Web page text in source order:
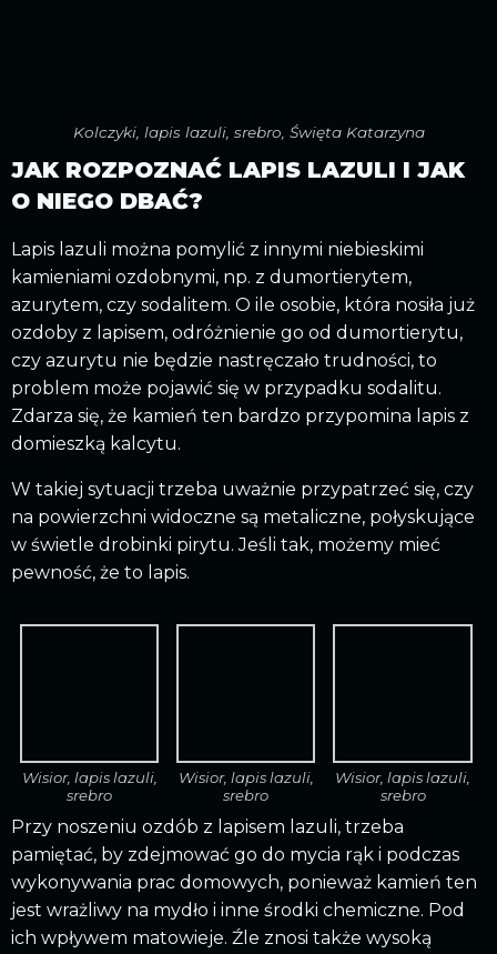
Kolczyki, lapis lazuli, srebro, Święta Katarzyna
JAK ROZPOZNAĆ LAPIS LAZULI I JAK
O NIEGO DBAĆ?
Lapis lazuli można pomylić z innymi niebieskimi
kamieniami ozdobnymi, np. z dumortierytem,
azurytem, czy sodalitem. O ile osobie, która nosiła już
ozdoby z lapisem, odróżnienie go od dumortierytu,
czy azurytu nie będzie nastręczało trudności, to
problem może pojawić się w przypadku sodalitu.
Zdarza się, że kamień ten bardzo przypomina lapis z
domieszką kalcytu.
W takiej sytuacji trzeba uważnie przypatrzeć się, czy
na powierzchni widoczne są metaliczne, połyskujące
w świetle drobinki pirytu. Jeśli tak, możemy mieć
pewność, że to lapis.
Wisior, lapis lazuli,
srebro
Wisior, lapis lazuli,
srebro
Wisior, lapis lazuli,
srebro
Przy noszeniu ozdób z lapisem lazuli, trzeba
pamiętać, by zdejmować go do mycia rąk i podczas
wykonywania prac domowych, ponieważ kamień ten
jest wrażliwy na mydło i inne środki chemiczne. Pod
ich wpływem matowieje. Źle znosi także wysoką